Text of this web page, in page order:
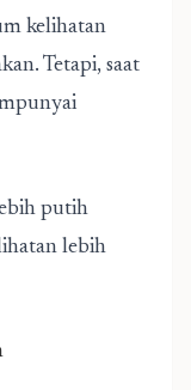
kelihatan
Tetapi, saat
putih
lebih